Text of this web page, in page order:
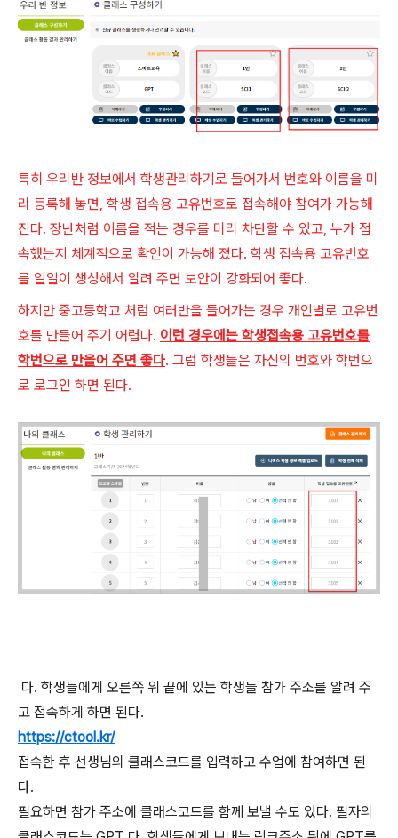
특히 우리반 정보에서 학생관리하기로 들어가서 번호와 이름을 미
리 등록해 놓면, 학생 접속용 고유번호로 접속해야 참여가 가능해
진다. 장난처럼 이름을 적는 경우를 미리 차단할 수 있고, 누가 접
속했는지 체계적으로 확인이 가능해 졌다. 학생 접속용 고유번호
를 일일이 생성해서 알려 주면 보안이 강화되어 좋다.
하지만 중고등학교 처럼 여러반을 들어가는 경우 개인별로 고유번
호를 만들어 주기 어렵다. 이런 경우에는 학생접속용 고유번호를
학번으로 만을어 주면 좋다. 그럼 학생들은 자신의 번호와 학번으
로 로그인 하면 된다.
다. 학생들에게 오른쪽 위 끝에 있는 학생들 참가 주소를 알려 주
고 접속하게 하면 된다.
https://ctool.kr/
접속한 후 선생님의 클래스코드를 입력하고 수업에 참여하면 된
다.
필요하면 참가 주소에 클래스코드를 함께 보낼 수도 있다. 필자의